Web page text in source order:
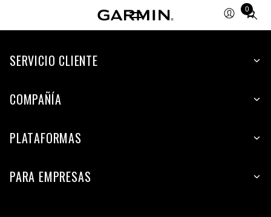
0
Total
items
cart:
SERVICIO CLIENTE
COMPAÑÍA
PLATAFORMAS
PARA EMPRESAS